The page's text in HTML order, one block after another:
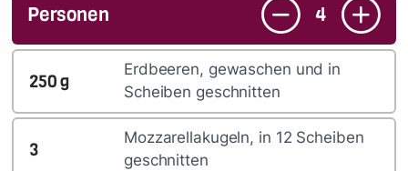
Personen 4
250g
Erdbeeren, gewaschen und in
Scheiben geschnitten
3
Mozzarellakugeln, in 12 Scheiben
geschnitten